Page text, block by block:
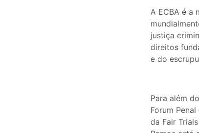
A ECBA é a
justiça
direitos
e do
Para além
Forum
da Fair